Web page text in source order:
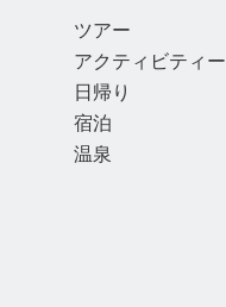
ツアー
アクティビティー
日帰り
宿泊
温泉